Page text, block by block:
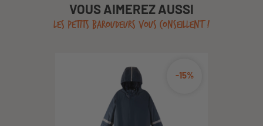
VOUS AIMEREZ AUSSI
LES PETITS BAROUDEURS VOUS CONSEILLENT !
-15%